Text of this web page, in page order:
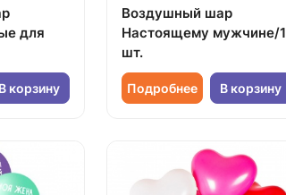
для
В корзину
Воздушный шар
Настоящему мужчине/1
шт.
Подробнее В корзину